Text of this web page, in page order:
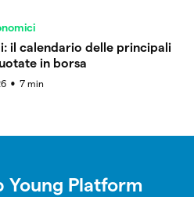
il calendario delle principali
in borsa
● 7 min
Young Platform